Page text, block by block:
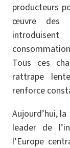
producteurs
œuvre des
Tous ces
rattrape
renforce
Aujourd’hui,
leader de
l’Europe